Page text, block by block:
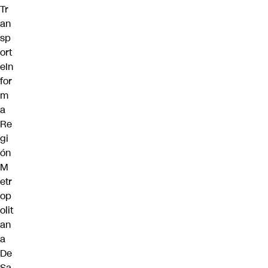
Tr
an
sp
ort
eIn
for
m
a
Re
gi
ón
M
etr
op
olit
an
a
De